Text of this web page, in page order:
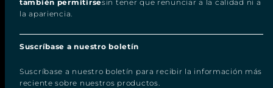
también permitirsesin tener que renunciar a la calidad ni a
la apariencia.
Suscríbase a nuestro boletín
Suscríbase a nuestro boletín para recibir la información más
reciente sobre nuestros productos.